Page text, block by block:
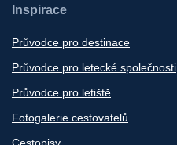
Inspirace
Průvodce pro destinace
Průvodce pro letecké společnosti
Průvodce pro letiště
Fotogalerie cestovatelů